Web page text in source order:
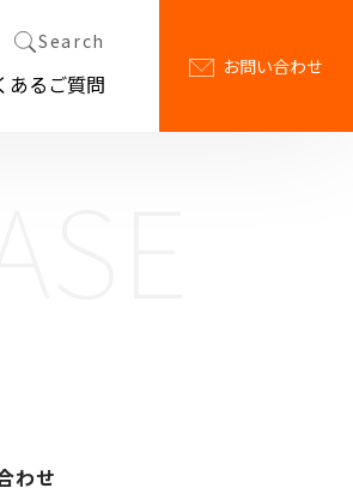
Search
あるご質問
お問い合わせ
わせ